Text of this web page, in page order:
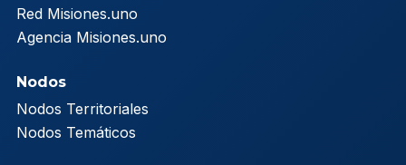
Red Misiones.uno
Agencia Misiones.uno
Nodos
Nodos Territoriales
Nodos Temáticos